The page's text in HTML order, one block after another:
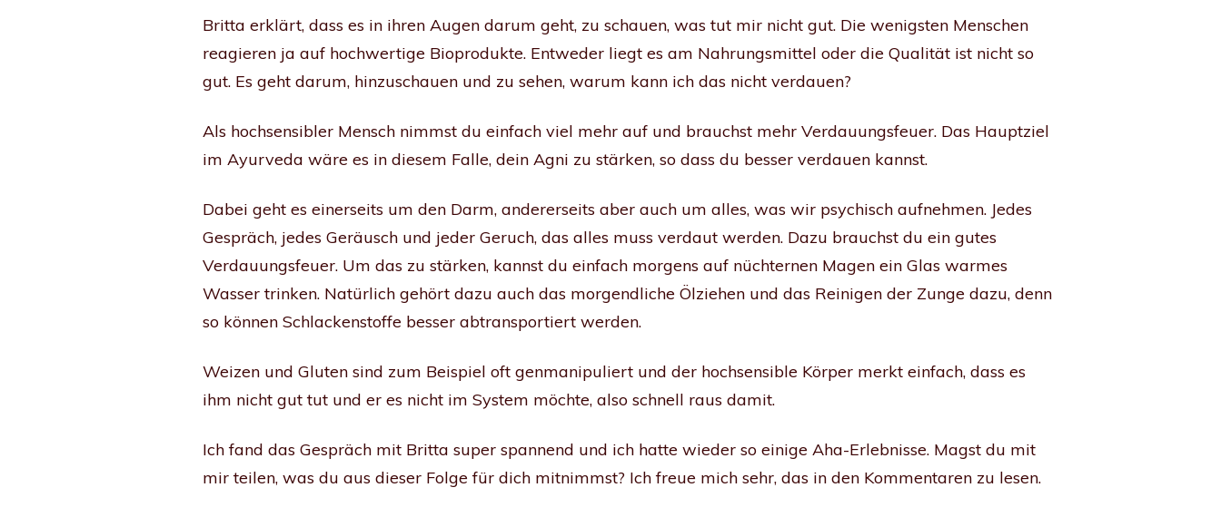
Britta erklärt, dass es in ihren Augen darum geht, zu schauen, was tut mir nicht gut. Die wenigsten Menschen
reagieren ja auf hochwertige Bioprodukte. Entweder liegt es am Nahrungsmittel oder die Qualität ist nicht so
gut. Es geht darum, hinzuschauen und zu sehen, warum kann ich das nicht verdauen?
Als hochsensibler Mensch nimmst du einfach viel mehr auf und brauchst mehr Verdauungsfeuer. Das Hauptziel
im Ayurveda wäre es in diesem Falle, dein Agni zu stärken, so dass du besser verdauen kannst.
Dabei geht es einerseits um den Darm, andererseits aber auch um alles, was wir psychisch aufnehmen. Jedes
Gespräch, jedes Geräusch und jeder Geruch, das alles muss verdaut werden. Dazu brauchst du ein gutes
Verdauungsfeuer. Um das zu stärken, kannst du einfach morgens auf nüchternen Magen ein Glas warmes
Wasser trinken. Natürlich gehört dazu auch das morgendliche Ölziehen und das Reinigen der Zunge dazu, denn
so können Schlackenstoffe besser abtransportiert werden.
Weizen und Gluten sind zum Beispiel oft genmanipuliert und der hochsensible Körper merkt einfach, dass es
ihm nicht gut tut und er es nicht im System möchte, also schnell raus damit.
Ich fand das Gespräch mit Britta super spannend und ich hatte wieder so einige Aha-Erlebnisse. Magst du mit
mir teilen, was du aus dieser Folge für dich mitnimmst? Ich freue mich sehr, das in den Kommentaren zu lesen.